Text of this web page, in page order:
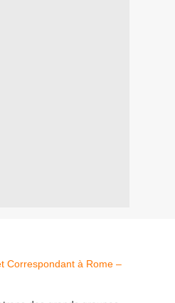
Correspondant à Rome –